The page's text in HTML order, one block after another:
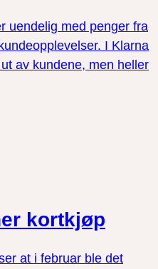
uendelig med penger fra
I Klarna
av kundene, men heller
kortkjøp
at i februar ble det